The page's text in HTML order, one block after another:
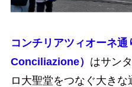
コンチリアツィオーネ
Conciliazione） はサン
ロ大聖堂をつなぐ大き